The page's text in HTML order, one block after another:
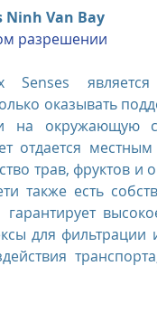
Ninh Van Bay
разрешении
является
оказывать
на окружающую
отдается
трав, фруктов и
также есть
для фильтрации